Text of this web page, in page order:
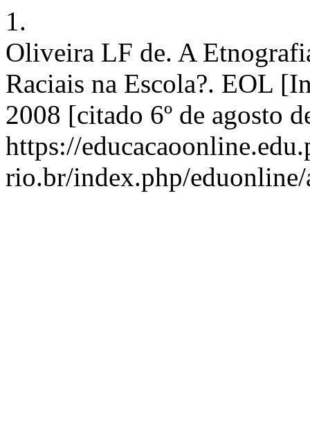
1.
Oliveira LF de. A
Raciais na Escola?. EOL
2008 [citado 6º de agosto
https://
rio.br/index.php/